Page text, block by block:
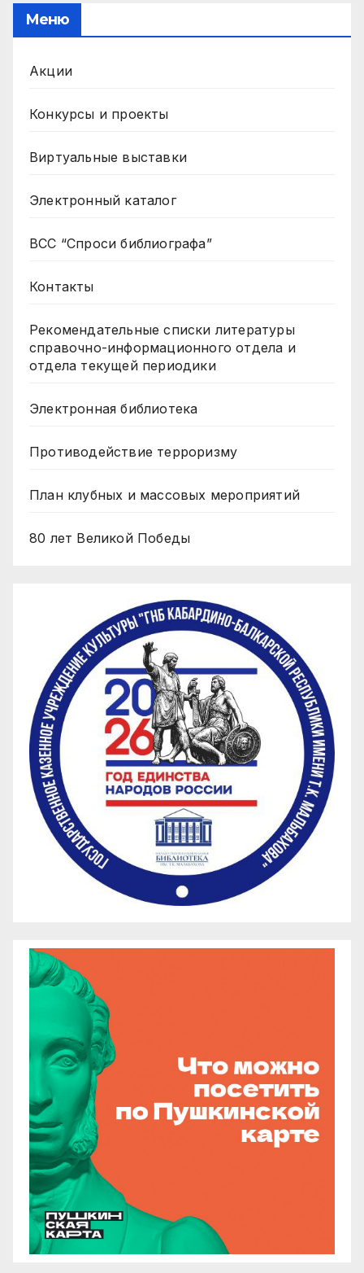
Меню
Акции
Конкурсы и проекты
Виртуальные выставки
Электронный каталог
ВСС “Спроси библиографа”
Контакты
Рекомендательные списки литературы
справочно-информационного отдела и
отдела текущей периодики
Электронная библиотека
Противодействие терроризму
План клубных и массовых мероприятий
80 лет Великой Победы